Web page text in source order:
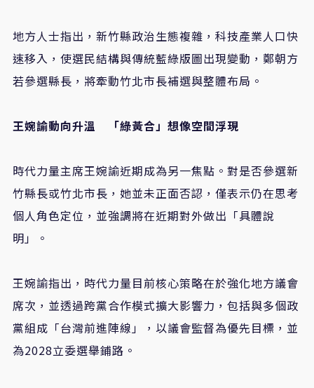
地方人士指出，新竹縣政治生態複雜，科技產業人口快
速移入，使選民結構與傳統藍綠版圖出現變動，鄭朝方
若參選縣長，將牽動竹北市長補選與整體布局。
王婉諭動向升溫 「綠黃合」想像空間浮現
時代力量主席王婉諭近期成為另一焦點。對是否參選新
竹縣長或竹北市長，她並未正面否認，僅表示仍在思考
個人角色定位，並強調將在近期對外做出「具體說
明」。
王婉諭指出，時代力量目前核心策略在於強化地方議會
席次，並透過跨黨合作模式擴大影響力，包括與多個政
黨組成「台灣前進陣線」，以議會監督為優先目標，並
為2028立委選舉鋪路。